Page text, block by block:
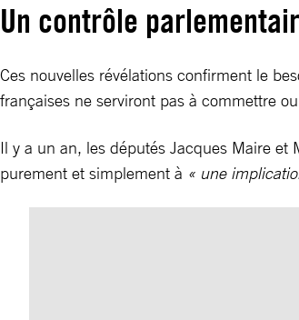
Un contrôle
Ces nouvelles révélations confirment le
françaises ne serviront pas à commettre
Il y a un an, les députés Jacques Maire et
purement et simplement à « une